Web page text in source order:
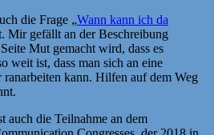
die Frage „Wann kann ich da
Mir gefällt an der Beschreibung
Mut gemacht wird, dass es
weit ist, dass man sich an eine
ranarbeiten kann. Hilfen auf dem Weg
auch die Teilnahme an dem